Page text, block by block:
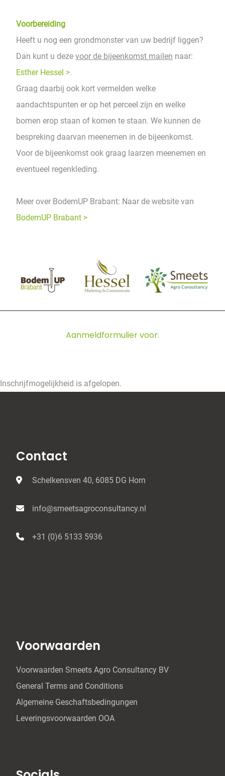
Voorbereiding
Heeft u nog een grondmonster van uw bedrijf liggen?
Dan kunt u deze voor de bijeenkomst mailen naar:
Esther Hessel >.
Graag daarbij ook kort vermelden welke
aandachtspunten er op het perceel zijn en welke
bomen erop staan of komen te staan. We kunnen de
bespreking daarvan meenemen in de bijeenkomst.
Voor de bijeenkomst ook graag laarzen meenemen en
eventueel regenkleding.
Meer over BodemUP Brabant: Naar de website van
BodemUP Brabant >
Aanmeldformulier voor:
Inschrijfmogelijkheid is afgelopen.
Contact
Schelkensven 40, 6085 DG Horn
info@smeetsagroconsultancy.nl
+31 (0)6 5133 5936
Voorwaarden
Voorwaarden Smeets Agro Consultancy BV
General Terms and Conditions
Algemeine Geschaftsbedingungen
Leveringsvoorwaarden OOA